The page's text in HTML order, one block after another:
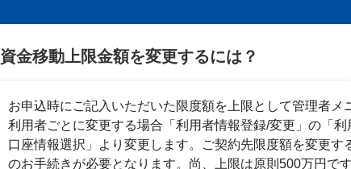
資金移動上限金額を変更するには？
お申込時にご記入いただいた限度額を上限として管理者メ
利用者ごとに変更する場合「利用者情報登録/変更」の「
口座情報選択」より変更します。ご契約先限度額を変更
のお手続きが必要となります。尚、上限は原則500万円です